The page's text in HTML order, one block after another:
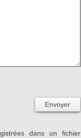
Envoyer
dans un fichier